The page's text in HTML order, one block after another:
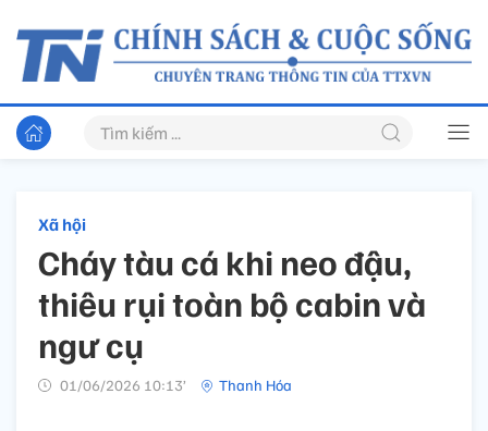
Xã hội
Cháy tàu cá khi neo đậu,
thiêu rụi toàn bộ cabin và
ngư cụ
01/06/2026 10:13’ Thanh Hóa